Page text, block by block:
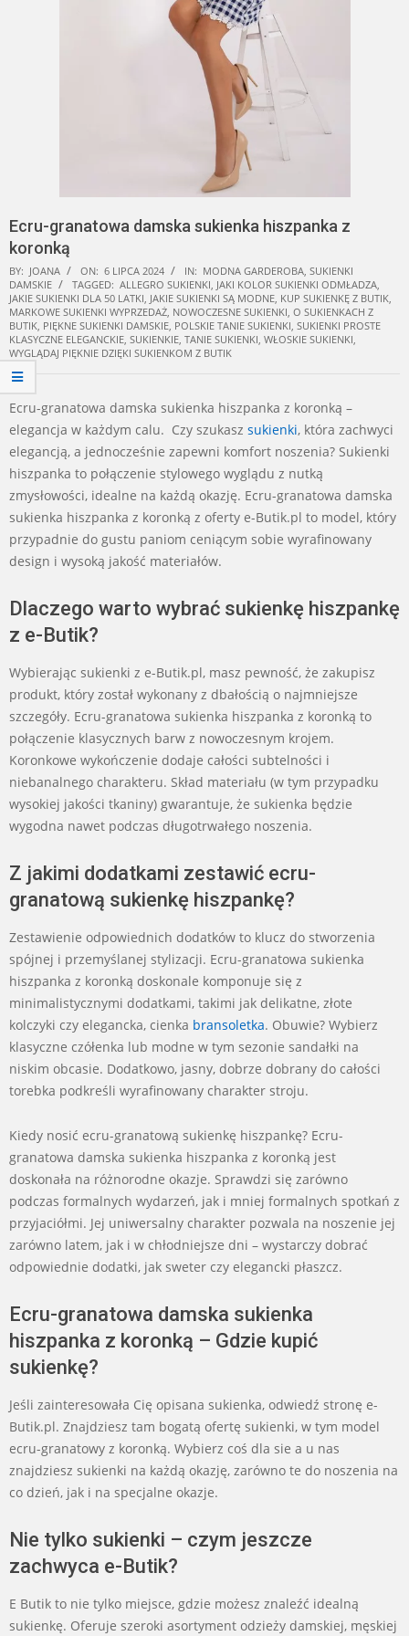
Ecru-granatowa damska sukienka hiszpanka z
koronką
BY: JOANA ON: 6 LIPCA 2024 IN: MODNA GARDEROBA SUKIENKI
DAMSKIE
TAGGED: ALLEGRO SUKIENKI JAKI KOLOR SUKIENKI ODMŁADZA
JAKIE SUKIENKI DLA 50 LATKI JAKIE SUKIENKI SĄ MODNE KUP SUKIENKĘ Z BUTIK
MARKOWE SUKIENKI WYPRZEDAŻ NOWOCZESNE SUKIENKI O SUKIENKACH Z
BUTIK PIĘKNE SUKIENKI DAMSKIE POLSKIE TANIE SUKIENKI SUKIENKI PROSTE
KLASYCZNE ELEGANCKIE SUKIENKIE TANIE SUKIENKI WŁOSKIE SUKIENKI
WYGLĄDAJ PIĘKNIE DZIĘKI SUKIENKOM Z BUTIK
Ecru-granatowa damska sukienka hiszpanka z koronką –
elegancja w każdym calu. Czy szukasz sukienki, która zachwyci
elegancją, a jednocześnie zapewni komfort noszenia? Sukienki
hiszpanka to połączenie stylowego wyglądu z nutką
zmysłowości, idealne na każdą okazję. Ecru-granatowa damska
sukienka hiszpanka z koronką z oferty e-Butik.pl to model, który
przypadnie do gustu paniom ceniącym sobie wyrafinowany
design i wysoką jakość materiałów.
Dlaczego warto wybrać sukienkę hiszpankę
z e-Butik?
Wybierając sukienki z e-Butik.pl, masz pewność, że zakupisz
produkt, który został wykonany z dbałością o najmniejsze
szczegóły. Ecru-granatowa sukienka hiszpanka z koronką to
połączenie klasycznych barw z nowoczesnym krojem.
Koronkowe wykończenie dodaje całości subtelności i
niebanalnego charakteru. Skład materiału (w tym przypadku
wysokiej jakości tkaniny) gwarantuje, że sukienka będzie
wygodna nawet podczas długotrwałego noszenia.
Z jakimi dodatkami zestawić ecru-
granatową sukienkę hiszpankę?
Zestawienie odpowiednich dodatków to klucz do stworzenia
spójnej i przemyślanej stylizacji. Ecru-granatowa sukienka
hiszpanka z koronką doskonale komponuje się z
minimalistycznymi dodatkami, takimi jak delikatne, złote
kolczyki czy elegancka, cienka bransoletka. Obuwie? Wybierz
klasyczne czółenka lub modne w tym sezonie sandałki na
niskim obcasie. Dodatkowo, jasny, dobrze dobrany do całości
torebka podkreśli wyrafinowany charakter stroju.
Kiedy nosić ecru-granatową sukienkę hiszpankę? Ecru-
granatowa damska sukienka hiszpanka z koronką jest
doskonała na różnorodne okazje. Sprawdzi się zarówno
podczas formalnych wydarzeń, jak i mniej formalnych spotkań z
przyjaciółmi. Jej uniwersalny charakter pozwala na noszenie jej
zarówno latem, jak i w chłodniejsze dni – wystarczy dobrać
odpowiednie dodatki, jak sweter czy elegancki płaszcz.
Ecru-granatowa damska sukienka
hiszpanka z koronką – Gdzie kupić
sukienkę?
Jeśli zainteresowała Cię opisana sukienka, odwiedź stronę e-
Butik.pl. Znajdziesz tam bogatą ofertę sukienki, w tym model
ecru-granatowy z koronką. Wybierz coś dla sie a u nas
znajdziesz sukienki na każdą okazję, zarówno te do noszenia na
co dzień, jak i na specjalne okazje.
Nie tylko sukienki – czym jeszcze
zachwyca e-Butik?
E Butik to nie tylko miejsce, gdzie możesz znaleźć idealną
sukienkę. Oferuje szeroki asortyment odzieży damskiej, męskiej